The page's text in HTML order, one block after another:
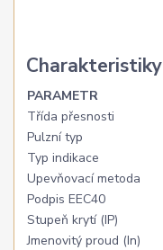
Charakteristiky
PARAMETR
Třída přesnosti
Pulzní typ
Typ indikace
Upevňovací metoda
Podpis EEC40
Stupeň krytí (IP)
Jmenovitý proud (In)